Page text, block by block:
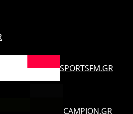
SPORTSFM.GR
CAMPION.GR